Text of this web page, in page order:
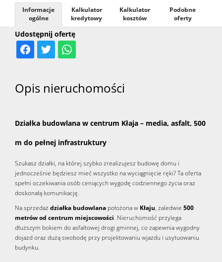
Udostępnij ofertę
Informacje
ogólne
Kalkulator
kredytowy
Kalkulator
kosztów
Podobne
oferty
Opis nieruchomości
Działka budowlana w centrum Kłaja – media, asfalt, 500
m do pełnej infrastruktury
Szukasz działki, na której szybko zrealizujesz budowę domu i
jednocześnie będziesz mieć wszystko na wyciągnięcie ręki? Ta oferta
spełni oczekiwania osób ceniących wygodę codziennego życia oraz
doskonałą komunikację.
Na sprzedaż działka budowlana położona w Kłaju, zaledwie 500
metrów od centrum miejscowości. Nieruchomość przylega
dłuższym bokiem do asfaltowej drogi gminnej, co zapewnia wygodny
dojazd oraz dużą swobodę przy projektowaniu wjazdu i usytuowaniu
budynku.